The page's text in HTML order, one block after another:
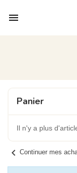
menu
Panier
Il n'y a plus
chevron_left Continuer mes